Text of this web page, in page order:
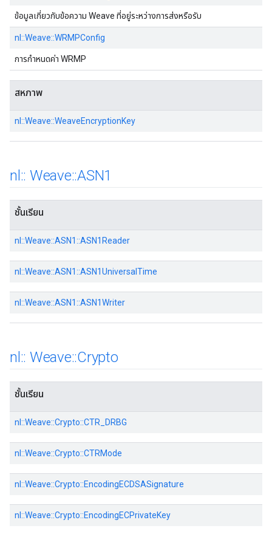
ข้อมูลเกี่ยวกับข้อความ Weave ที่อยู่ระหว่างการส่งหรือรับ
nl::Weave::WRMPConfig
การกําหนดค่า WRMP
สหภาพ
nl::Weave::WeaveEncryptionKey
nl :: Weave::ASN1
ชั้นเรียน
nl::Weave::ASN1::ASN1Reader
nl::Weave::ASN1::ASN1UniversalTime
nl::Weave::ASN1::ASN1Writer
nl :: Weave::Crypto
ชั้นเรียน
nl::Weave::Crypto::CTR_DRBG
nl::Weave::Crypto::CTRMode
nl::Weave::Crypto::EncodingECDSASignature
nl::Weave::Crypto::EncodingECPrivateKey